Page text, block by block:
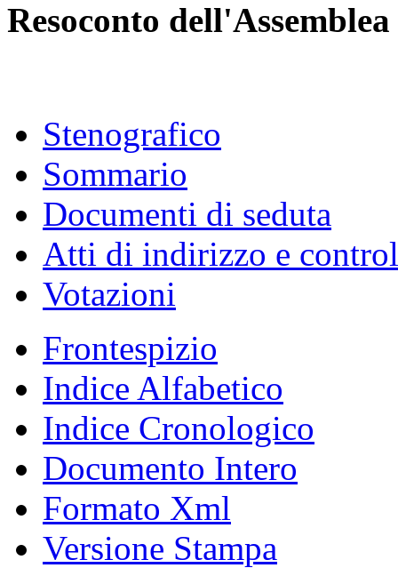
Resoconto dell'Assemblea
Stenografico
Sommario
Documenti di seduta
Atti di indirizzo e
Votazioni
Frontespizio
Indice Alfabetico
Indice Cronologico
Documento Intero
Formato Xml
Versione Stampa